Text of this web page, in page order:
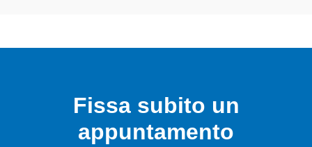
Fissa subito un
appuntamento